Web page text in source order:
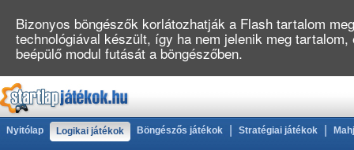
Nyitólap Logikai játékok Böngészős játékok Stratégiai játékok
Bizonyos böngészők korlátozhatják a Flash tartalom
technológiával készült, így ha nem jelenik meg
beépülő modul futását a böngészőben.